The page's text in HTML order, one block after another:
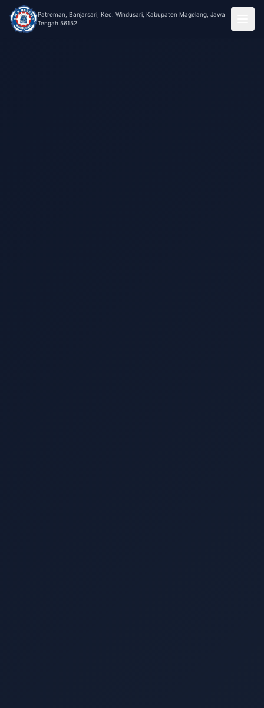
Patreman, Banjarsari, Kec. Windusari, Kabupaten Magelang, Jawa
Tengah 56152